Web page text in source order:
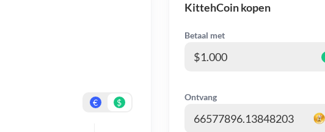
€ $
KittehCoin kopen
Betaal met
Ontvang